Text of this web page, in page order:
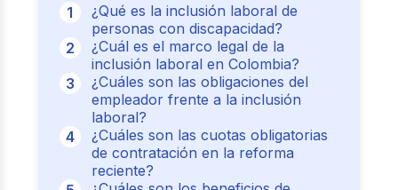
¿Qué es la inclusión laboral de
personas con discapacidad?
¿Cuál es el marco legal de la
inclusión laboral en Colombia?
¿Cuáles son las obligaciones del
empleador frente a la inclusión
laboral?
¿Cuáles son las cuotas obligatorias
de contratación en la reforma
reciente?